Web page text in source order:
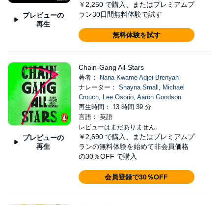
プレビューの
再生
￥2,250 で購入、またはプレミアムプ
ラン30日間無料体験で試す
無料体験を試す
プレビューの
再生
Chain-Gang All-Stars
著者：
Nana Kwame Adjei-Brenyah
ナレーター： Shayna Small , Michael
Crouch, Lee Osorio, Aaron Goodson
再生時間： 13 時間 39 分
言語： 英語
レビューはまだありません。
￥2,690 で購入、またはプレミアムプ
ランの無料体験を始めて非会員価格
の30％OFF で購入
会員登録で30％OFF